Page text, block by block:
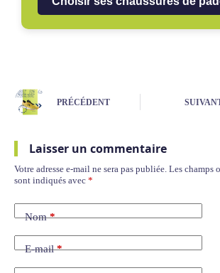
PRÉCÉDENT
Laisser un commentaire
Votre adresse e-mail ne sera pas publiée. Les champs
sont indiqués avec *
Nom*
E-mail*